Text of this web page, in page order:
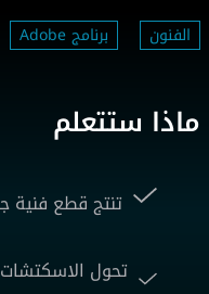
الفنون برنامج Adobe
ماذا ستتعلم
تنتج قطع فنية
تحول الاسكتشات